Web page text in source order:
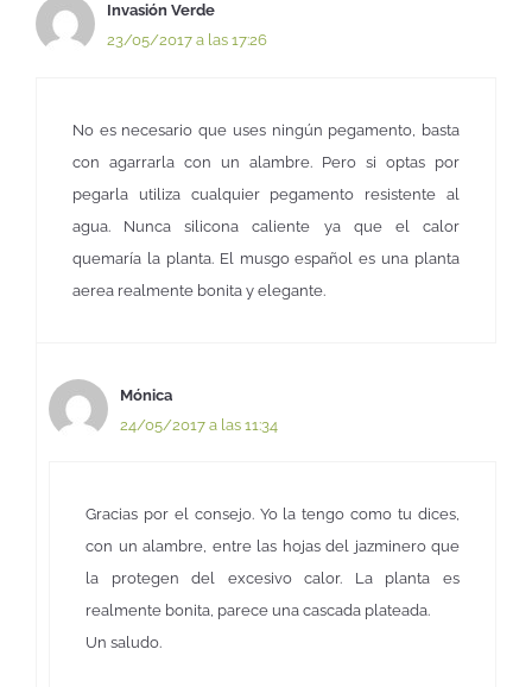
Invasión Verde
23/05/2017 a las 17:26
No es necesario que uses ningún pegamento, basta
con agarrarla con un alambre. Pero si optas por
pegarla utiliza cualquier pegamento resistente al
agua. Nunca silicona caliente ya que el calor
quemaría la planta. El musgo español es una planta
aerea realmente bonita y elegante.
Mónica
24/05/2017 a las 11:34
Gracias por el consejo. Yo la tengo como tu dices,
con un alambre, entre las hojas del jazminero que
la protegen del excesivo calor. La planta es
realmente bonita, parece una cascada plateada.
Un saludo.